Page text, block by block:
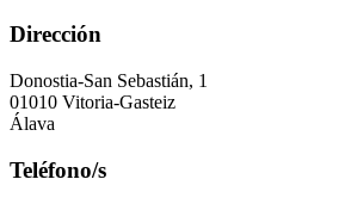
Dirección
Donostia-San Sebastián, 1
01010 Vitoria-Gasteiz
Álava
Teléfono/s